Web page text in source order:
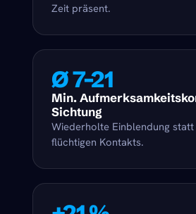
Zeit präsent.
Ø 7–21
Min.
Sichtung
Wiederholte Einblendung statt
flüchtigen Kontakts.